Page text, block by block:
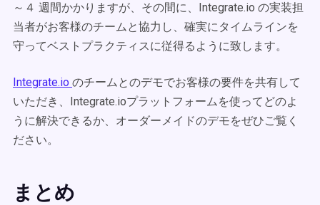
～４ 週間かかりますが、その間に、Integrate.io の実装担
当者がお客様のチームと協力し、確実にタイムラインを
守ってベストプラクティスに従得るように致します。
Integrate.io のチームとのデモでお客様の要件を共有して
いただき、Integrate.ioプラットフォームを使ってどのよ
うに解決できるか、オーダーメイドのデモをぜひご覧く
ださい。
まとめ